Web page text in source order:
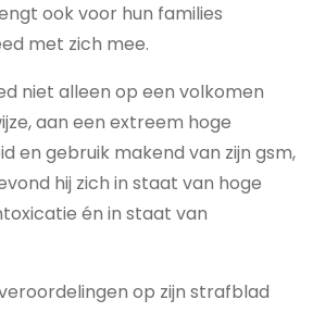
ook voor hun families
met zich mee.
niet alleen op een volkomen
aan een extreem hoge
en gebruik makend van zijn gsm,
hij zich in staat van hoge
én in staat van
op zijn strafblad